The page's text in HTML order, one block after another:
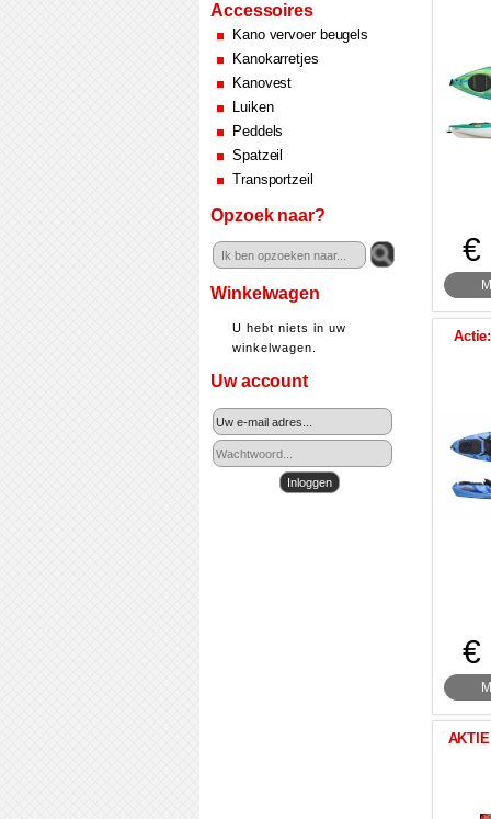
Accessoires
Kano vervoer beugels
Kanokarretjes
Kanovest
Luiken
Peddels
Spatzeil
Transportzeil
Opzoek naar?
Winkelwagen
U hebt niets in uw
winkelwagen.
Uw account
€
€